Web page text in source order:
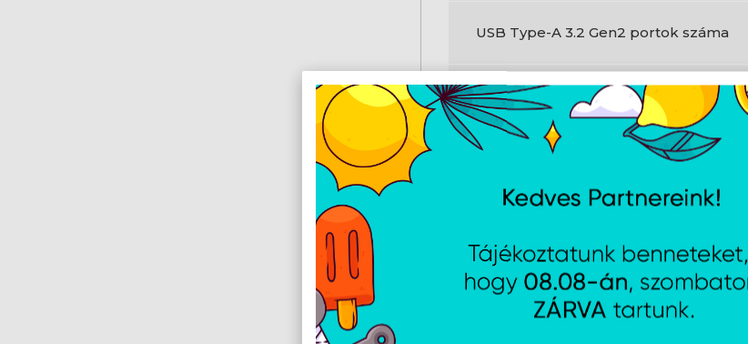
USB Type-A 3.2 Gen2 portok száma
Ethernet LAN (RJ-45) portok
PS/2 portok száma
Ethernet csatlakozó típusa